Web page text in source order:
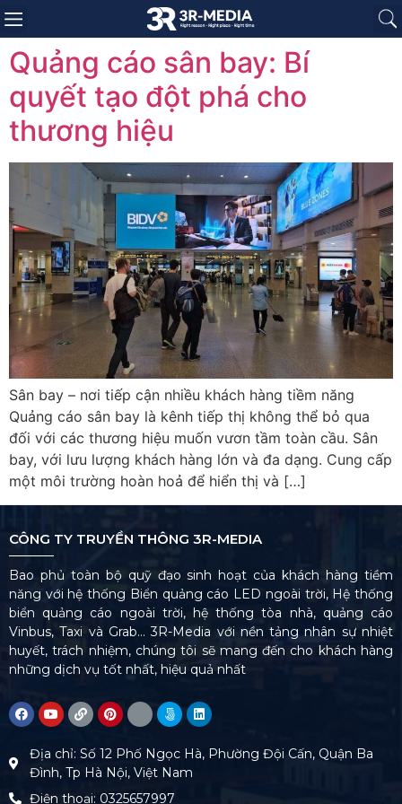
Quảng cáo sân bay: Bí
quyết tạo đột phá cho
thương hiệu
Sân bay – nơi tiếp cận nhiều khách hàng tiềm năng
Quảng cáo sân bay là kênh tiếp thị không thể bỏ qua
đối với các thương hiệu muốn vươn tầm toàn cầu. Sân
bay, với lưu lượng khách hàng lớn và đa dạng. Cung cấp
một môi trường hoàn hoả để hiển thị và […]
CÔNG TY TRUYỀN THÔNG 3R-MEDIA
Bao phủ toàn bộ quỹ đạo sinh hoạt của khách hàng tiềm
năng với hệ thống Biển quảng cáo LED ngoài trời, Hệ thống
biển quảng cáo ngoài trời, hệ thống tòa nhà, quảng cáo
Vinbus, Taxi và Grab… 3R-Media với nền tảng nhân sự nhiệt
huyết, trách nhiệm, chúng tôi sẽ mang đến cho khách hàng
những dịch vụ tốt nhất, hiệu quả nhất
Địa chỉ: Số 12 Phố Ngọc Hà, Phường Đội Cấn, Quận Ba
Đình, Tp Hà Nội, Việt Nam
Điện thoại: 0325657997